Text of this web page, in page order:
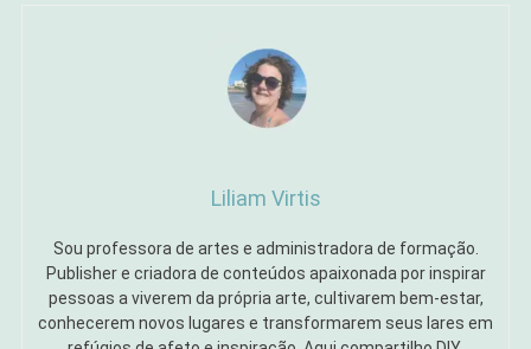
Liliam Virtis
Sou professora de artes e administradora de formação.
Publisher e criadora de conteúdos apaixonada por inspirar
pessoas a viverem da própria arte, cultivarem bem-estar,
conhecerem novos lugares e transformarem seus lares em